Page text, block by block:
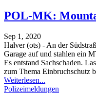
POL-MK:
Sep 1, 2020
Halver (ots) - An der
Garage auf und stahlen ein
Es entstand Sachschaden.
zum Thema Einbruchschutz
Weiterlesen...
Polizeimeldungen